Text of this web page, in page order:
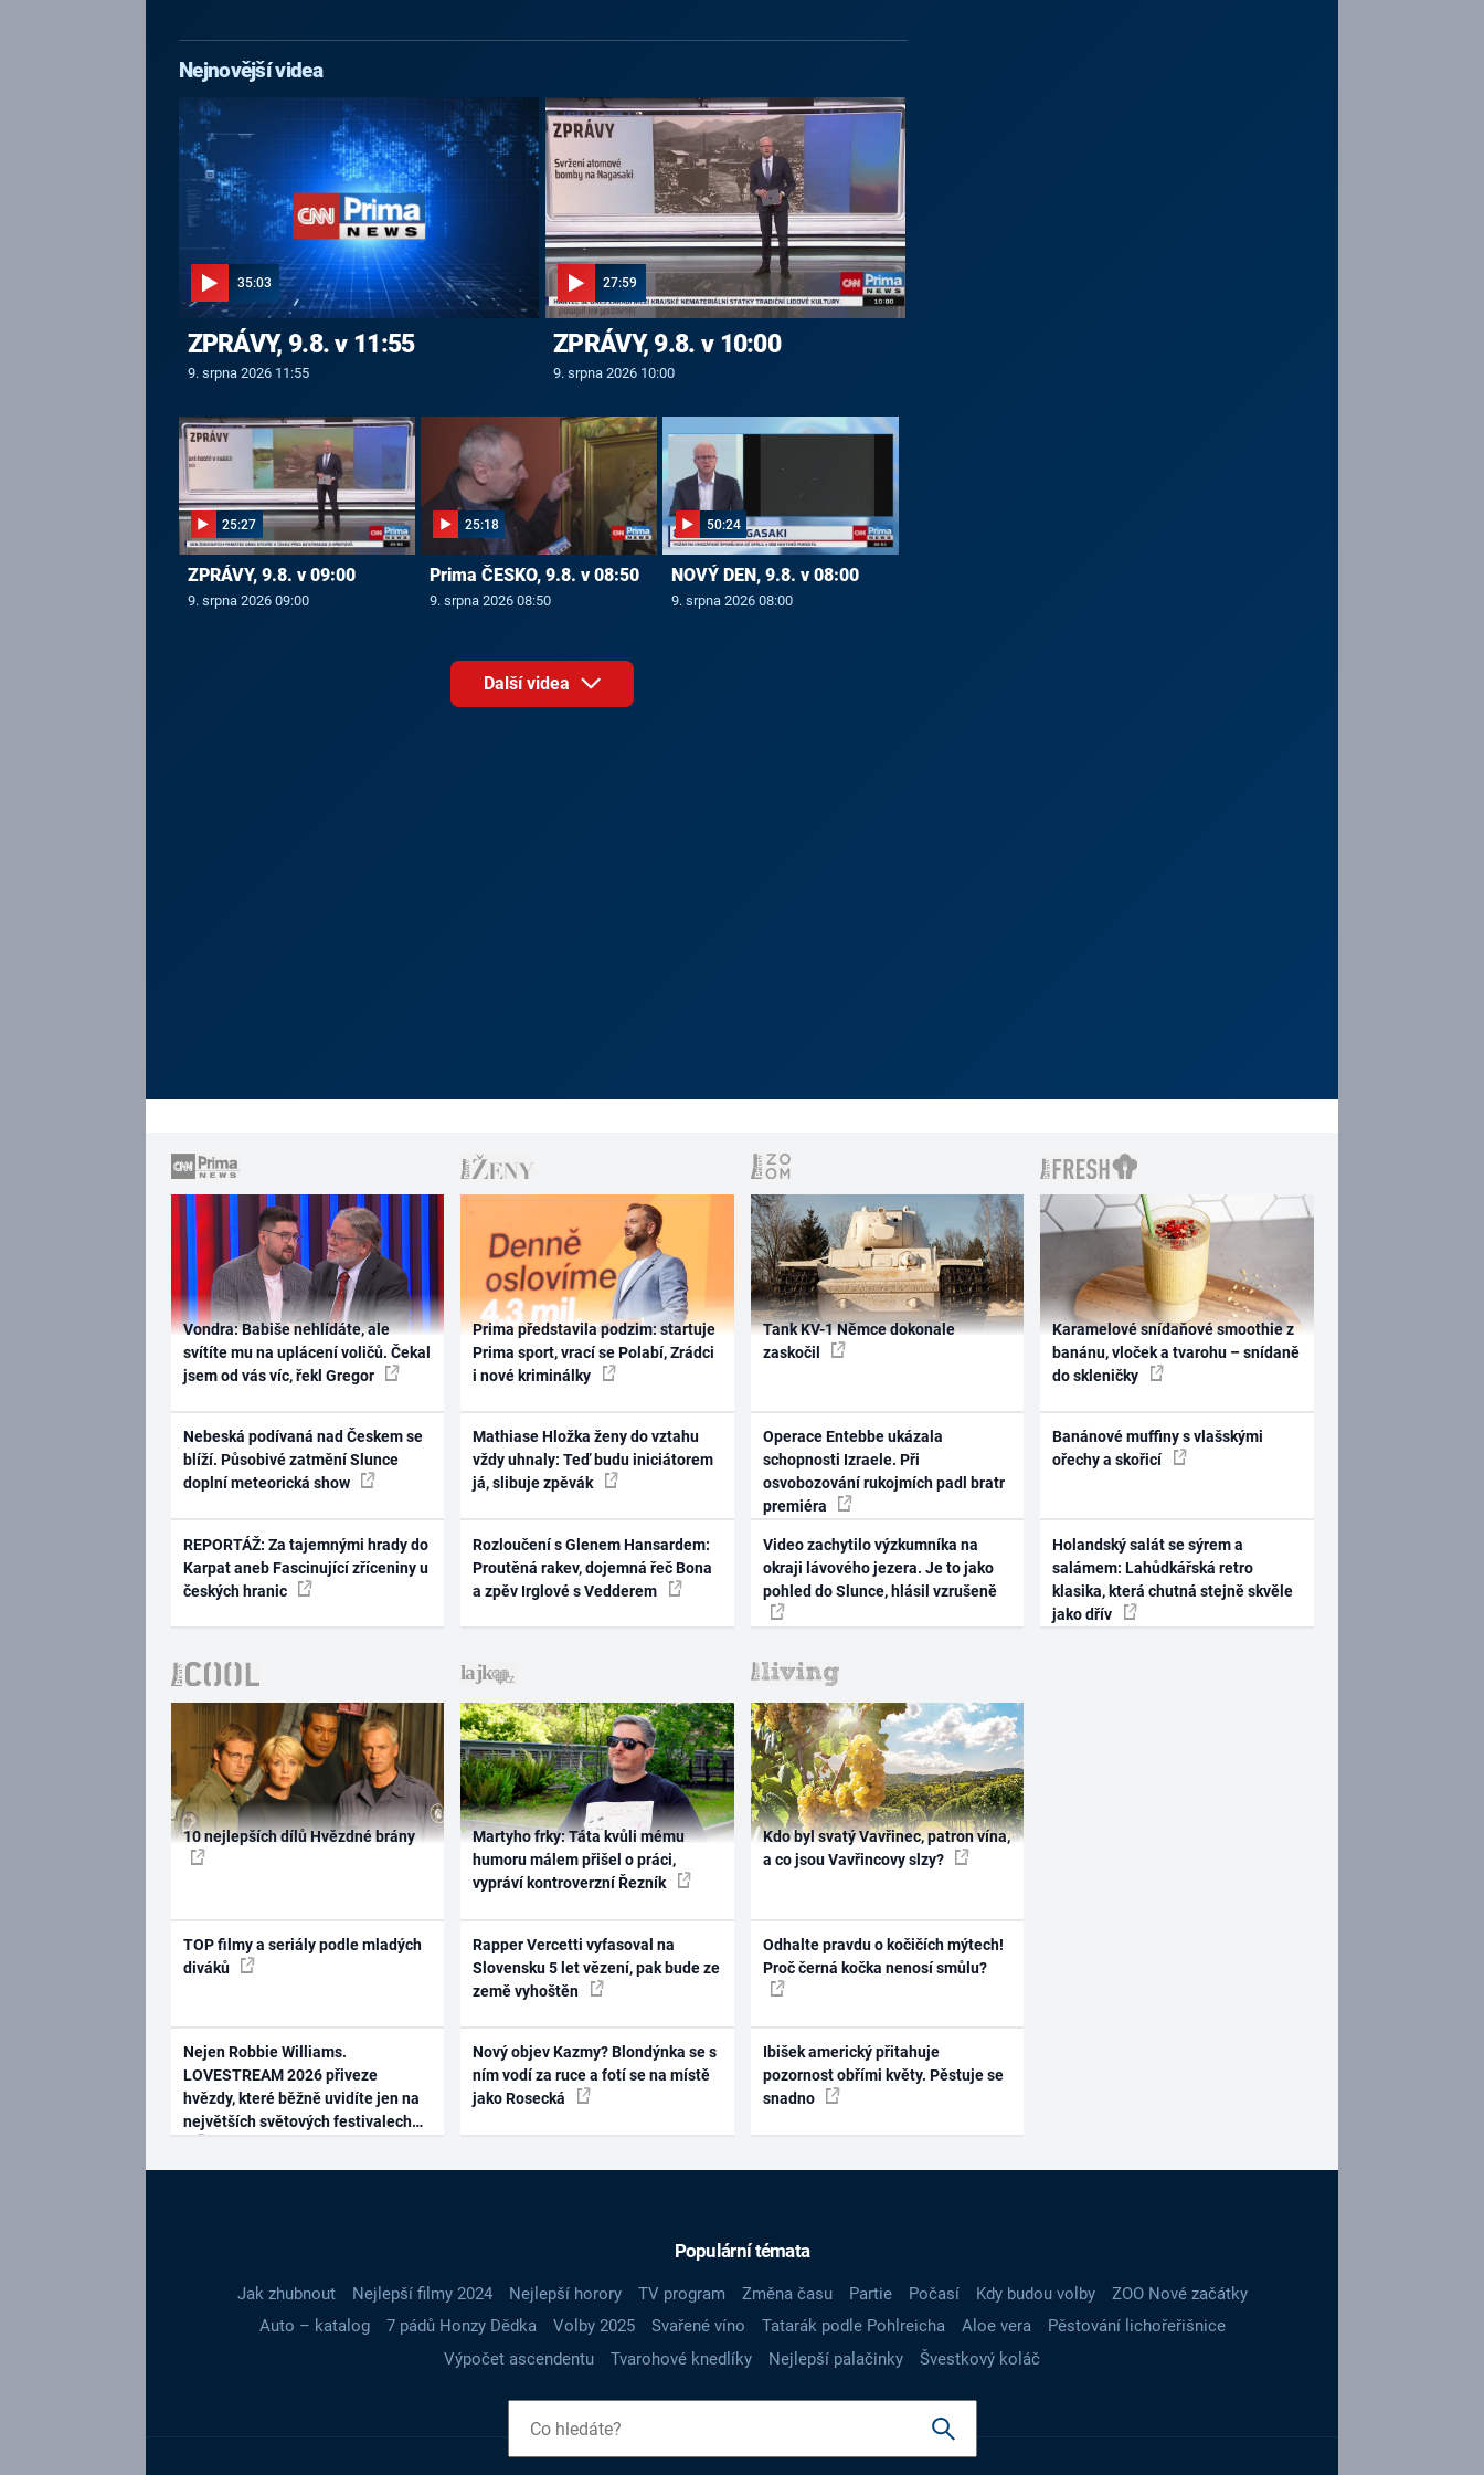
Nejnovější videa
35:03
ZPRÁVY, 9.8. v 11:55
9. srpna 2026 11:55
27:59
ZPRÁVY, 9.8. v 10:00
9. srpna 2026 10:00
25:27
ZPRÁVY, 9.8. v 09:00
9. srpna 2026 09:00
25:18
Prima ČESKO, 9.8. v 08:50
9. srpna 2026 08:50
50:24
NOVÝ DEN, 9.8. v 08:00
9. srpna 2026 08:00
Další videa
Vondra: Babiše nehlídáte, ale
svítíte mu na uplácení voličů. Čekal
jsem od vás víc, řekl Gregor
Nebeská podívaná nad Českem se
blíží. Působivé zatmění Slunce
doplní meteorická show
REPORTÁŽ: Za tajemnými hrady do
Karpat aneb Fascinující zříceniny u
českých hranic
Prima představila podzim: startuje
Prima sport, vrací se Polabí, Zrádci
i nové kriminálky
Mathiase Hložka ženy do vztahu
vždy uhnaly: Teď budu iniciátorem
já, slibuje zpěvák
Rozloučení s Glenem Hansardem:
Proutěná rakev, dojemná řeč Bona
a zpěv Irglové s Vedderem
Tank KV-1 Němce dokonale
zaskočil
Operace Entebbe ukázala
schopnosti Izraele. Při
osvobozování rukojmích padl bratr
premiéra
Video zachytilo výzkumníka na
okraji lávového jezera. Je to jako
pohled do Slunce, hlásil vzrušeně
Karamelové snídaňové smoothie z
banánu, vloček a tvarohu – snídaně
do skleničky
Banánové muffiny s vlašskými
ořechy a skořicí
Holandský salát se sýrem a
salámem: Lahůdkářská retro
klasika, která chutná stejně skvěle
jako dřív
10 nejlepších dílů Hvězdné brány
TOP filmy a seriály podle mladých
diváků
Nejen Robbie Williams.
LOVESTREAM 2026 přiveze
hvězdy, které běžně uvidíte jen na
největších světových festivalech
Martyho frky: Táta kvůli mému
humoru málem přišel o práci,
vypráví kontroverzní Řezník
Rapper Vercetti vyfasoval na
Slovensku 5 let vězení, pak bude ze
země vyhoštěn
Nový objev Kazmy? Blondýnka se s
ním vodí za ruce a fotí se na místě
jako Rosecká
Kdo byl svatý Vavřinec, patron vína,
a co jsou Vavřincovy slzy?
Odhalte pravdu o kočičích mýtech!
Proč černá kočka nenosí smůlu?
Ibišek americký přitahuje
pozornost obřími květy. Pěstuje se
snadno
Populární témata
Jak zhubnout Nejlepší filmy 2024 Nejlepší horory TV program Změna času Partie Počasí Kdy budou volby
ZOO Nové začátky
Auto – katalog
7 pádů Honzy Dědka Volby 2025 Svařené víno Tatarák podle Pohlreicha Aloe vera
Pěstování lichořeřišnice
Výpočet ascendentu
Tvarohové knedlíky Nejlepší palačinky Švestkový koláč